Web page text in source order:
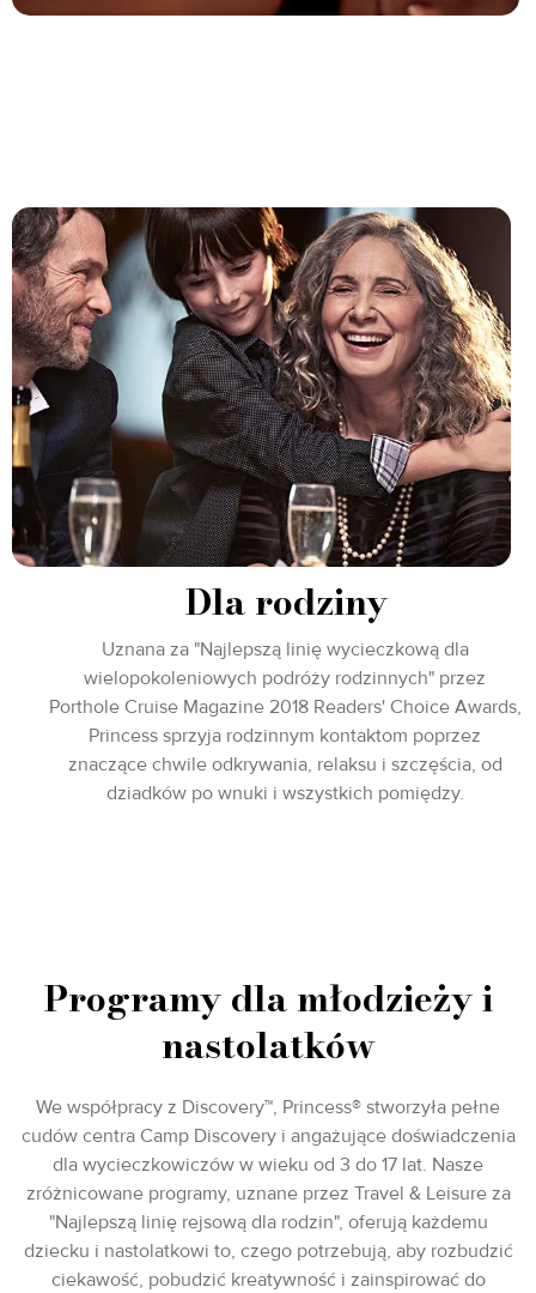
Dla rodziny
Uznana za "Najlepszą linię wycieczkową dla
wielopokoleniowych podróży rodzinnych" przez
Porthole Cruise Magazine 2018 Readers' Choice Awards,
Princess sprzyja rodzinnym kontaktom poprzez
znaczące chwile odkrywania, relaksu i szczęścia, od
dziadków po wnuki i wszystkich pomiędzy.
Programy dla młodzieży i
nastolatków
We współpracy z Discovery™, Princess® stworzyła pełne
cudów centra Camp Discovery i angażujące doświadczenia
dla wycieczkowiczów w wieku od 3 do 17 lat. Nasze
zróżnicowane programy, uznane przez Travel & Leisure za
"Najlepszą linię rejsową dla rodzin", oferują każdemu
dziecku i nastolatkowi to, czego potrzebują, aby rozbudzić
ciekawość, pobudzić kreatywność i zainspirować do